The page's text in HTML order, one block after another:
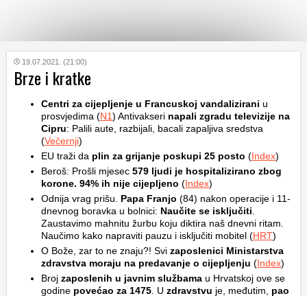
KATEGORIJE
HRVATSKI
WEB
19.07.2021. (21:00)
Brze i kratke
Centri za cijepljenje u Francuskoj vandalizirani u
prosvjedima (N1) Antivakseri napali zgradu televizije na
Cipru: Palili aute, razbijali, bacali zapaljiva sredstva
(Večernji)
EU traži da plin za grijanje poskupi 25 posto (Index)
Beroš: Prošli mjesec 579 ljudi je hospitalizirano zbog
korone. 94% ih nije cijepljeno (Index)
Odnija vrag prišu. Papa Franjo (84) nakon operacije i 11-
dnevnog boravka u bolnici: Naučite se isključiti
Zaustavimo mahnitu žurbu koju diktira naš dnevni ritam.
Naučimo kako napraviti pauzu i isključiti mobitel (HRT)
O Bože, zar to ne znaju?! Svi zaposlenici Ministarstva
zdravstva moraju na predavanje o cijepljenju (Index)
Broj zaposlenih u javnim službama u Hrvatskoj ove se
godine povećao za 1475 . U zdravstvu je, međutim, pao